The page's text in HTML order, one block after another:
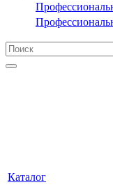
Каталог